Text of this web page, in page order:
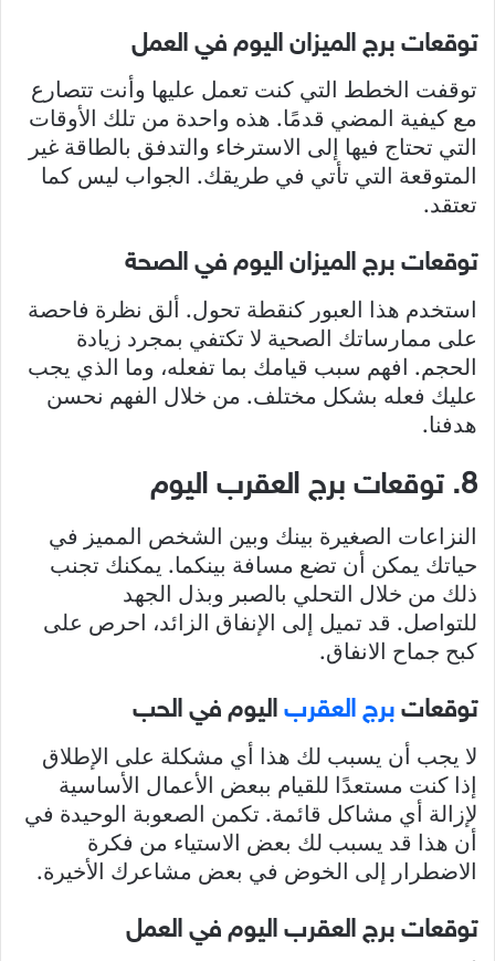
توقعات برج الميزان اليوم في العمل
توقفت الخطط التي كنت تعمل عليها وأنت تتصارع
مع كيفية المضي قدمًا. هذه واحدة من تلك الأوقات
التي تحتاج فيها إلى الاسترخاء والتدفق بالطاقة غير
المتوقعة التي تأتي في طريقك. الجواب ليس كما
تعتقد.
توقعات برج الميزان اليوم في الصحة
استخدم هذا العبور كنقطة تحول. ألق نظرة فاحصة
على ممارساتك الصحية لا تكتفي بمجرد زيادة
الحجم. افهم سبب قيامك بما تفعله، وما الذي يجب
عليك فعله بشكل مختلف. من خلال الفهم نحسن
هدفنا.
8. توقعات برج العقرب اليوم
النزاعات الصغيرة بينك وبين الشخص المميز في
حياتك يمكن أن تضع مسافة بينكما. يمكنك تجنب
ذلك من خلال التحلي بالصبر وبذل الجهد
للتواصل. قد تميل إلى الإنفاق الزائد، احرص على
كبح جماح الانفاق.
توقعات برج العقرب اليوم في الحب
لا يجب أن يسبب لك هذا أي مشكلة على الإطلاق
إذا كنت مستعدًا للقيام ببعض الأعمال الأساسية
لإزالة أي مشاكل قائمة. تكمن الصعوبة الوحيدة في
أن هذا قد يسبب لك بعض الاستياء من فكرة
الاضطرار إلى الخوض في بعض مشاعرك الأخيرة.
توقعات برج العقرب اليوم في العمل